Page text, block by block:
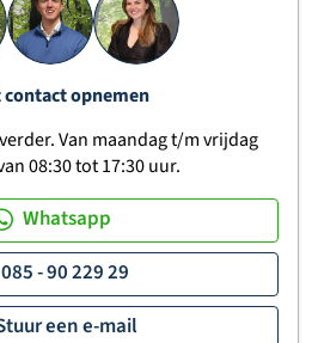
contact opnemen
Van maandag t/m vrijdag
08:30 tot 17:30 uur.
Whatsapp
085 - 90 229 29
een e-mail